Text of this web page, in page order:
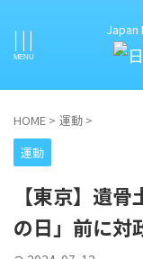
HOME > 運動 >
運動
【東京】遺
の日」前に対